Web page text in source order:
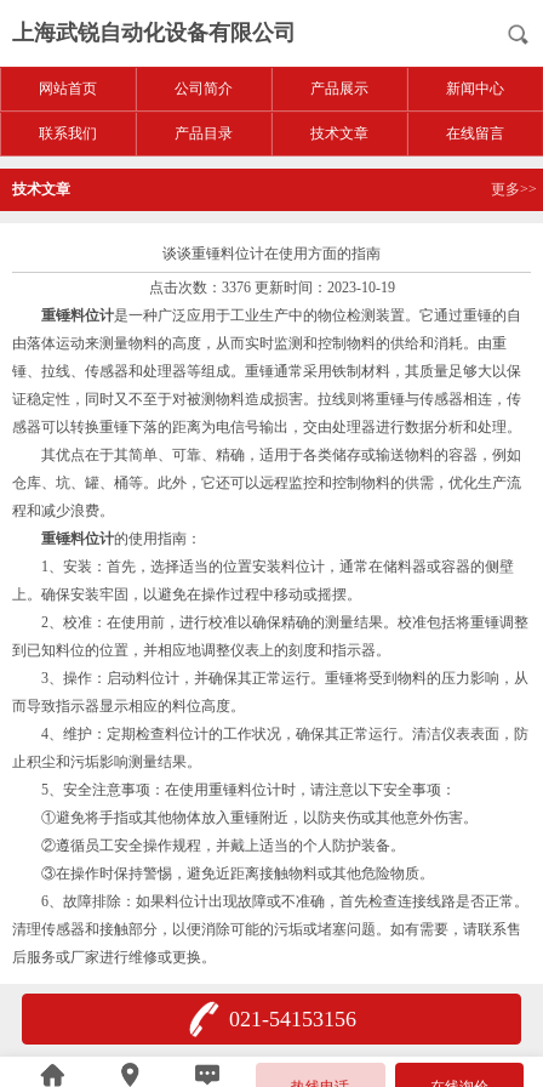
上海武锐自动化设备有限公司
网站首页 公司简介 产品展示 新闻中心
联系我们 产品目录 技术文章 在线留言
技术文章 更多>>
谈谈重锤料位计在使用方面的指南
点击次数：3376 更新时间：2023-10-19
重锤料位计是一种广泛应用于工业生产中的物位检测装置。它通过重锤的自
由落体运动来测量物料的高度，从而实时监测和控制物料的供给和消耗。由重
锤、拉线、传感器和处理器等组成。重锤通常采用铁制材料，其质量足够大以保
证稳定性，同时又不至于对被测物料造成损害。拉线则将重锤与传感器相连，传
感器可以转换重锤下落的距离为电信号输出，交由处理器进行数据分析和处理。
其优点在于其简单、可靠、精确，适用于各类储存或输送物料的容器，例如
仓库、坑、罐、桶等。此外，它还可以远程监控和控制物料的供需，优化生产流
程和减少浪费。
重锤料位计的使用指南：
1、安装：首先，选择适当的位置安装料位计，通常在储料器或容器的侧壁
上。确保安装牢固，以避免在操作过程中移动或摇摆。
2、校准：在使用前，进行校准以确保精确的测量结果。校准包括将重锤调整
到已知料位的位置，并相应地调整仪表上的刻度和指示器。
3、操作：启动料位计，并确保其正常运行。重锤将受到物料的压力影响，从
而导致指示器显示相应的料位高度。
4、维护：定期检查料位计的工作状况，确保其正常运行。清洁仪表表面，防
止积尘和污垢影响测量结果。
5、安全注意事项：在使用重锤料位计时，请注意以下安全事项：
①避免将手指或其他物体放入重锤附近，以防夹伤或其他意外伤害。
②遵循员工安全操作规程，并戴上适当的个人防护装备。
③在操作时保持警惕，避免近距离接触物料或其他危险物质。
6、故障排除：如果料位计出现故障或不准确，首先检查连接线路是否正常。
清理传感器和接触部分，以便消除可能的污垢或堵塞问题。如有需要，请联系售
后服务或厂家进行维修或更换。
021-54153156